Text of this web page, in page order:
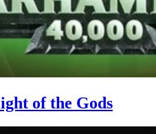
of the Gods